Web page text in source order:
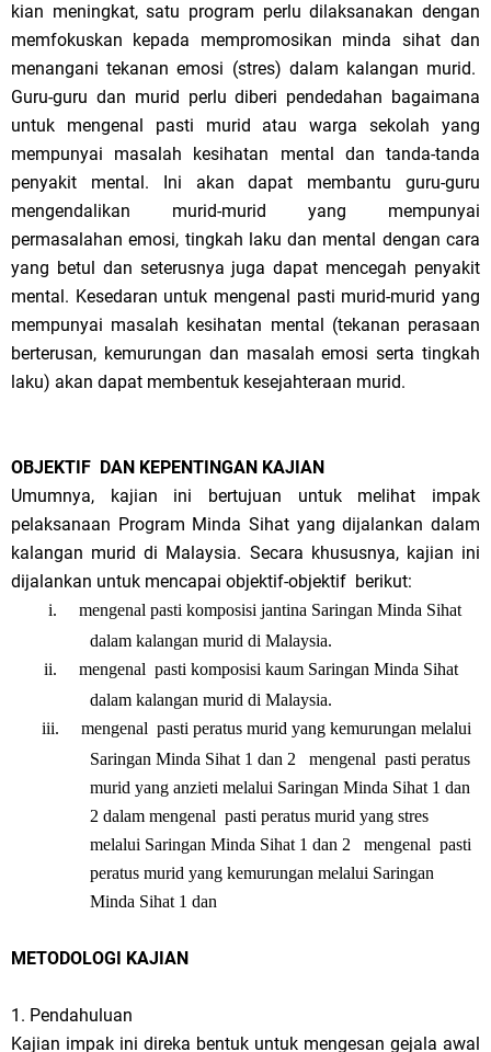
kian meningkat, satu program perlu dilaksanakan dengan
memfokuskan kepada mempromosikan minda sihat dan
menangani tekanan emosi (stres) dalam kalangan murid.
Guru-guru dan murid perlu diberi pendedahan bagaimana
untuk mengenal pasti murid atau warga sekolah yang
mempunyai masalah kesihatan mental dan tanda-tanda
penyakit mental. Ini akan dapat membantu guru-guru
mengendalikan murid-murid yang mempunyai
permasalahan emosi, tingkah laku dan mental dengan cara
yang betul dan seterusnya juga dapat mencegah penyakit
mental. Kesedaran untuk mengenal pasti murid-murid yang
mempunyai masalah kesihatan mental (tekanan perasaan
berterusan, kemurungan dan masalah emosi serta tingkah
laku) akan dapat membentuk kesejahteraan murid.
OBJEKTIF DAN KEPENTINGAN KAJIAN
Umumnya, kajian ini bertujuan untuk melihat impak
pelaksanaan Program Minda Sihat yang dijalankan dalam
kalangan murid di Malaysia. Secara khususnya, kajian ini
dijalankan untuk mencapai objektif-objektif berikut:
i.
mengenal pasti komposisi jantina Saringan Minda Sihat
dalam kalangan murid di Malaysia.
ii.
mengenal pasti komposisi kaum Saringan Minda Sihat
dalam kalangan murid di Malaysia.
iii.
mengenal pasti peratus murid yang kemurungan melalui
Saringan Minda Sihat 1 dan 2 mengenal pasti peratus
murid yang anzieti melalui Saringan Minda Sihat 1 dan
2 dalam mengenal pasti peratus murid yang stres
melalui Saringan Minda Sihat 1 dan 2 mengenal pasti
peratus murid yang kemurungan melalui Saringan
Minda Sihat 1 dan
METODOLOGI KAJIAN
1. Pendahuluan
Kajian impak ini direka bentuk untuk mengesan gejala awal